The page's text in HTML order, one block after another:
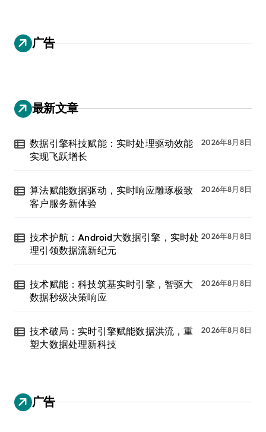
广告
最新文章
数据引擎科技赋能：实时处理驱动效能
实现飞跃增长
2026年8月8日
算法赋能数据驱动，实时响应雕琢极致
客户服务新体验
2026年8月8日
技术护航：Android大数据引擎，实时处
理引领数据流新纪元
2026年8月8日
技术赋能：科技筑基实时引擎，智驱大
数据秒级决策响应
2026年8月8日
技术破局：实时引擎赋能数据洪流，重
塑大数据处理新科技
2026年8月8日
广告